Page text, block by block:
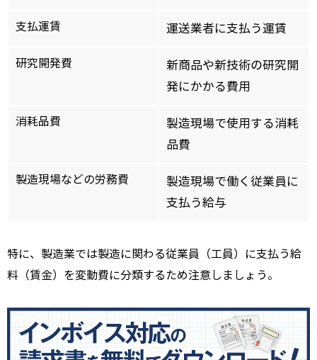
支払運賃 運送業者に支払う運賃
研究開発費
新商品や新技術の研究開
発にかかる費用
消耗品費
製造現場で使用する消耗
品費
製造現場などの労務費
製造現場で働く従業員に
支払う給与
特に、製造業では製造に関わる従業員（工員）に支払う給
料（賃金）を変動費に分類するため注意しましょう。